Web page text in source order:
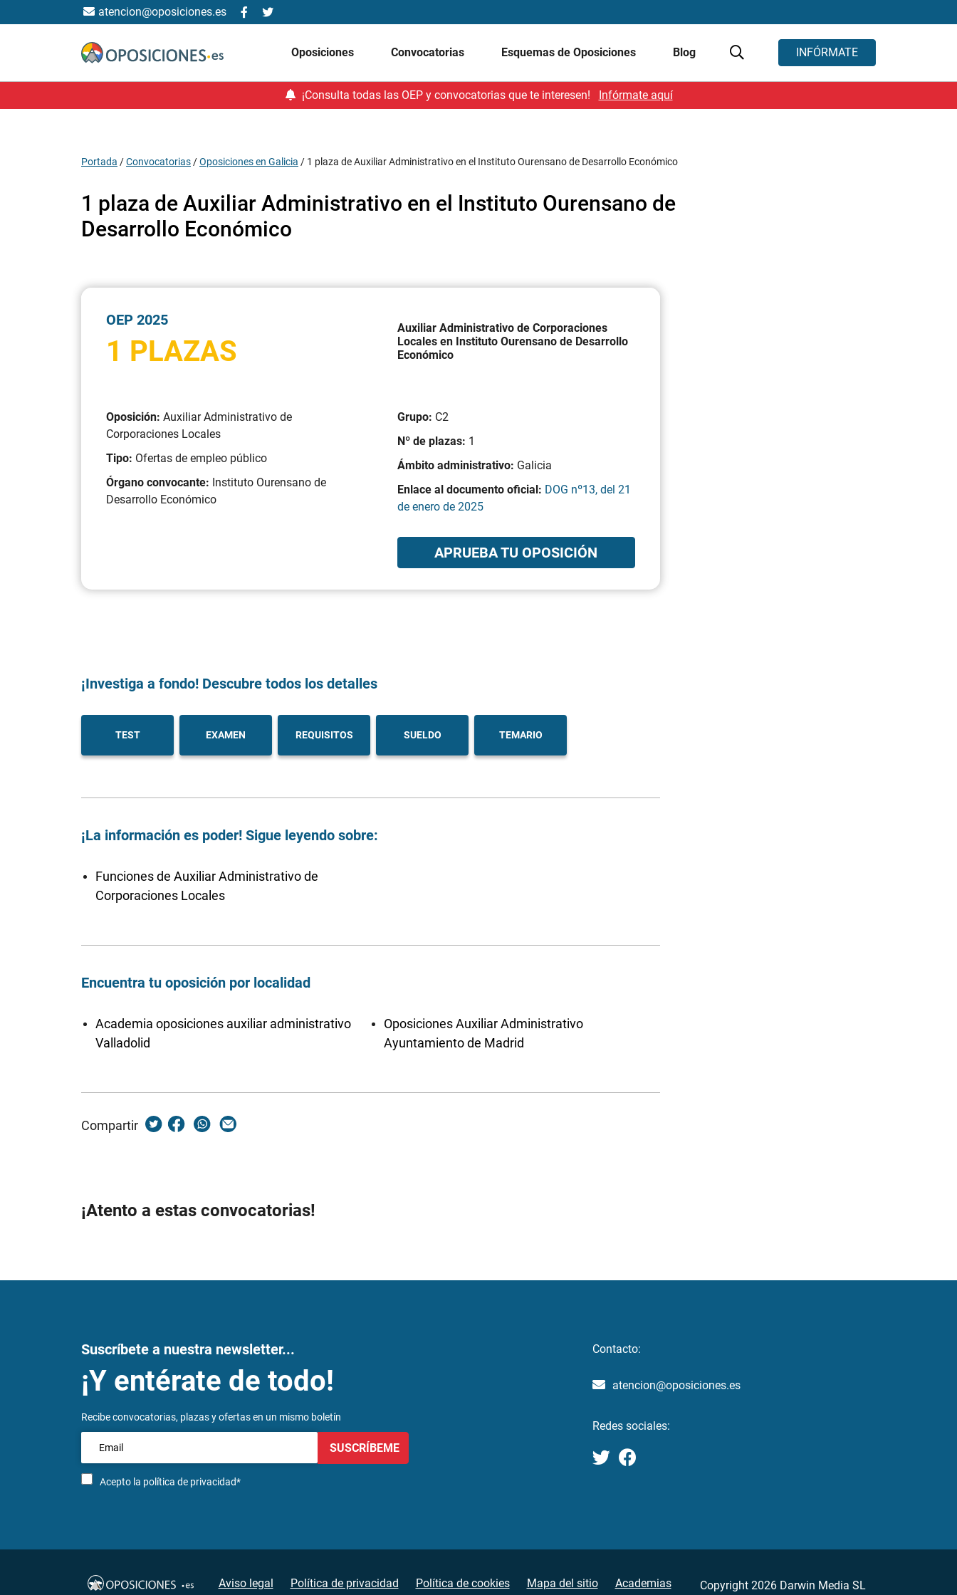
atencion@oposiciones.es
Oposiciones Convocatorias Esquemas de Oposiciones Blog INFÓRMATE
¡Consulta todas las OEP y convocatorias que te interesen! Infórmate aquí
Portada /Convocatorias /Oposiciones en Galicia / 1 plaza de Auxiliar Administrativo en el Instituto Ourensano de Desarrollo Económico
1 plaza de Auxiliar Administrativo en el Instituto Ourensano de
Desarrollo Económico
OEP 2025
1 PLAZAS
Auxiliar Administrativo de Corporaciones
Locales en Instituto Ourensano de Desarrollo
Económico
Oposición: Auxiliar Administrativo de
Corporaciones Locales
Tipo: Ofertas de empleo público
Órgano convocante: Instituto Ourensano de
Desarrollo Económico
Grupo: C2
Nº de plazas: 1
Ámbito administrativo: Galicia
Enlace al documento oficial: DOG nº13, del 21
de enero de 2025
APRUEBA TU OPOSICIÓN
¡Investiga a fondo! Descubre todos los detalles
TEST EXAMEN REQUISITOS SUELDO TEMARIO
¡La información es poder! Sigue leyendo sobre:
Funciones de Auxiliar Administrativo de
Corporaciones Locales
Encuentra tu oposición por localidad
Academia oposiciones auxiliar administrativo
Valladolid
Oposiciones Auxiliar Administrativo
Ayuntamiento de Madrid
Compartir
¡Atento a estas convocatorias!
Suscríbete a nuestra newsletter...
¡Y entérate de todo!
Recibe convocatorias, plazas y ofertas en un mismo boletín
Acepto la política de privacidad*
SUSCRÍBEME
Contacto:
atencion@oposiciones.es
Redes sociales:
Aviso legal Política de privacidad Política de cookies Mapa del sitio Academias Copyright 2026 Darwin Media SL